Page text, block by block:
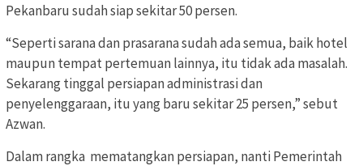
Pekanbaru sudah siap sekitar 50 persen.
“Seperti sarana dan prasarana sudah ada semua, baik hotel
maupun tempat pertemuan lainnya, itu tidak ada masalah.
Sekarang tinggal persiapan administrasi dan
penyelenggaraan, itu yang baru sekitar 25 persen,” sebut
Azwan.
Dalam rangka mematangkan persiapan, nanti Pemerintah